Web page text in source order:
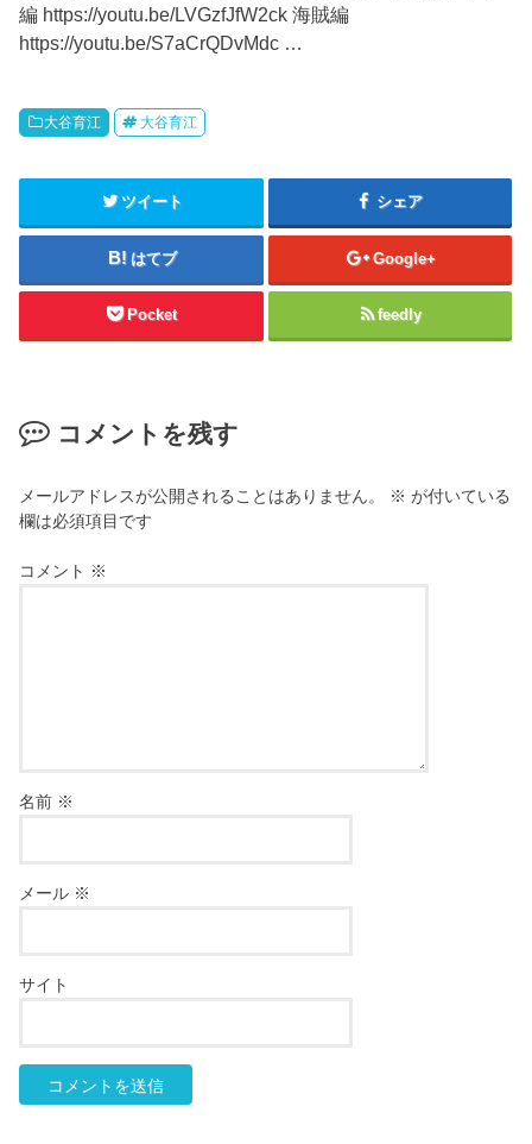
編 https://youtu.be/LVGzfJfW2ck 海賊編
https://youtu.be/S7aCrQDvMdc …
大谷育江 大谷育江
ツイート シェア
はてブ Google+
Pocket feedly
コメントを残す
メールアドレスが公開されることはありません。 ※ が付いている
欄は必須項目です
コメント ※
名前 ※
メール ※
サイト